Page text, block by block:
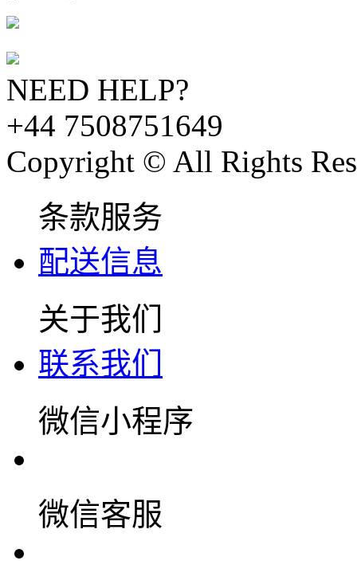
NEED HELP?
+44 7508751649
Copyright © All Rights
条款服务
配送信息
关于我们
联系我们
微信小程序
微信客服